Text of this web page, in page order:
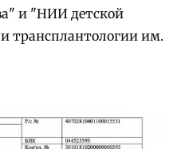
и "НИИ детской
трансплантологии им.